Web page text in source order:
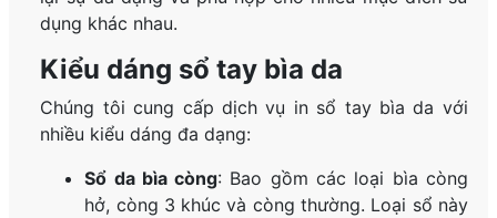
dụng khác nhau.
Kiểu dáng sổ tay bìa da
Chúng tôi cung cấp dịch vụ in sổ tay bìa da với
nhiều kiểu dáng đa dạng:
Sổ da bìa còng: Bao gồm các loại bìa còng
hở, còng 3 khúc và còng thường. Loại sổ này